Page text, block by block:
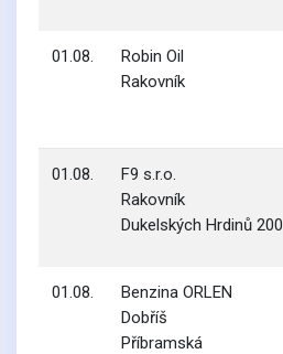
01.08.
Robin Oil
Rakovník
01.08.
F9 s.r.o.
Rakovník
Dukelských Hrdinů 200
01.08.
Benzina ORLEN
Dobříš
Příbramská